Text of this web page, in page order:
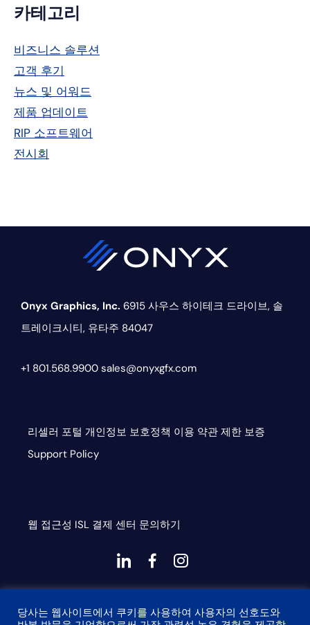
기
본
사
이
드
바
카테고리
비즈니스 솔루션
고객 후기
뉴스 및 어워드
제품 업데이트
RIP 소프트웨어
전시회
Onyx Graphics, Inc. 6915 사우스 하이테크 드라이브, 솔
트레이크시티, 유타주 84047
+1 801.568.9900 sales@onyxgfx.com
리셀러 포털 개인정보 보호정책 이용 약관 제한 보증
Support Policy
웹 접근성 ISL 결제 센터 문의하기
대
시
아
대
시
아
시
아
Privacy Policy and Terms of Service apply
당사는 웹사이트에서 쿠키를 사용하여 사용자의 선호도와